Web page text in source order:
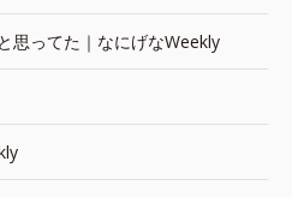
思ってた｜なにげなWeekly